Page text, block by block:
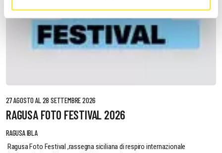
27 AGOSTO AL 28 SETTEMBRE 2026
RAGUSA FOTO FESTIVAL 2026
RAGUSA IBLA
Ragusa Foto Festival ,rassegna siciliana di respiro internazionale